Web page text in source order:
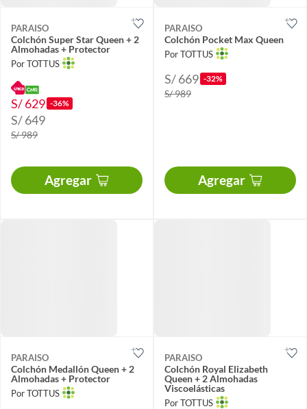
PARAISO
Colchón Super Star Queen + 2
Almohadas + Protector
Por TOTTUS
S/ 629 -36%
S/ 649
S/ 989
Agregar
PARAISO
Colchón Pocket Max Queen
Por TOTTUS
S/ 669 -32%
S/ 989
Agregar
PARAISO
Colchón Medallón Queen + 2
Almohadas + Protector
Por TOTTUS
PARAISO
Colchón Royal Elizabeth
Queen + 2 Almohadas
Viscoelásticas
Por TOTTUS